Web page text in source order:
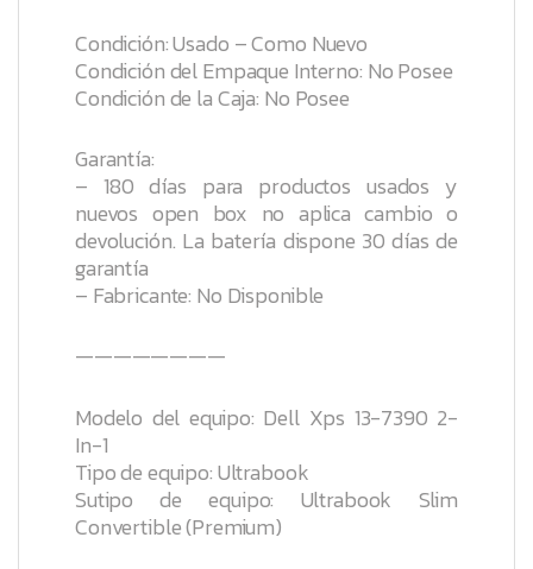
Condición: Usado – Como Nuevo
Condición del Empaque Interno: No Posee
Condición de la Caja: No Posee
Garantía:
– 180 días para productos usados y
nuevos open box no aplica cambio o
devolución. La batería dispone 30 días de
garantía
– Fabricante: No Disponible
————————
Modelo del equipo: Dell Xps 13-7390 2-
In-1
Tipo de equipo: Ultrabook
Sutipo de equipo: Ultrabook Slim
Convertible (Premium)